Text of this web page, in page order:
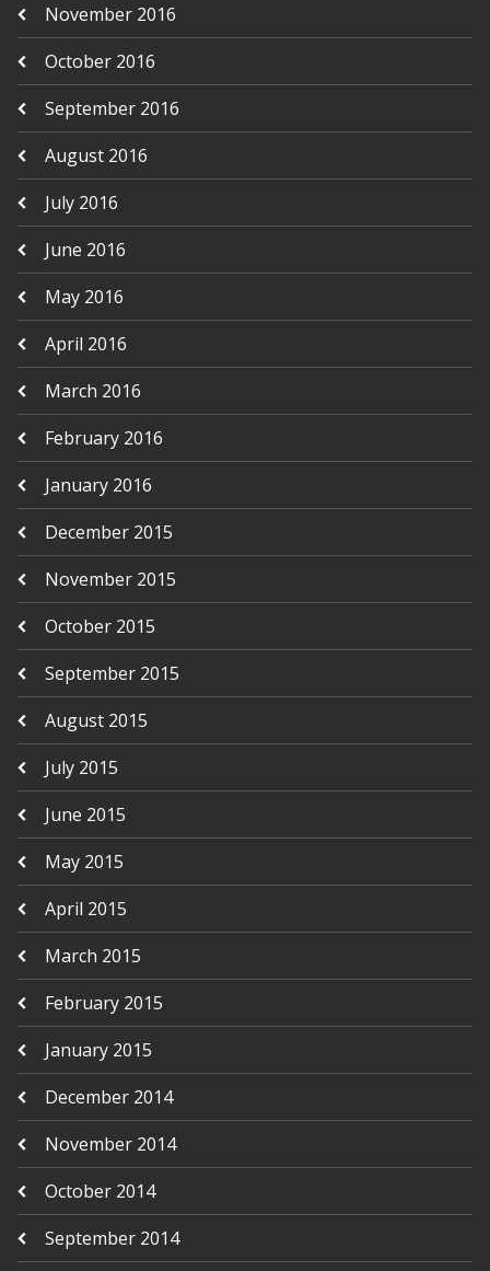
November 2016
October 2016
September 2016
August 2016
July 2016
June 2016
May 2016
April 2016
March 2016
February 2016
January 2016
December 2015
November 2015
October 2015
September 2015
August 2015
July 2015
June 2015
May 2015
April 2015
March 2015
February 2015
January 2015
December 2014
November 2014
October 2014
September 2014